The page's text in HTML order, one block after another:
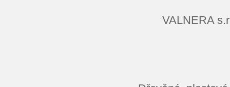
VALNERA